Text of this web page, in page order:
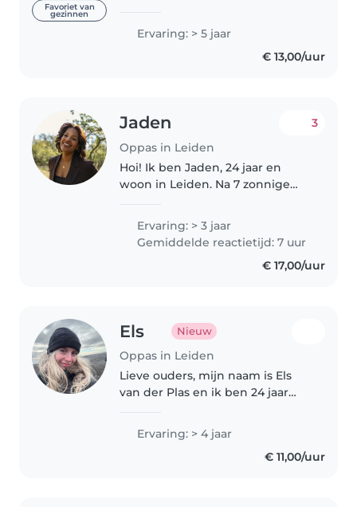
Favoriet van
gezinnen
experience working with
children of different ages, from
babies to teenagers. I also..
Ervaring: > 5 jaar
€ 13,00/uur
Jaden
Oppas in Leiden
3
Hoi! Ik ben Jaden, 24 jaar en
woon in Leiden. Na 7 zonnige
een hotel, ben ik weer terug in
Nederland en helemaal
Ervaring: > 3 jaar
Gemiddelde reactietijd: 7 uur
€ 17,00/uur
Els Nieuw
Oppas in Leiden
Lieve ouders, mijn naam is Els
van der Plas en ik ben 24 jaar
opgepast en
huiswerkbegeleiding gegeven
en nu ik weer wat meer tijd heb
Ervaring: > 4 jaar
€ 11,00/uur